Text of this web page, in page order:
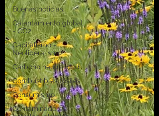
Buenas noticias
Calentamiento global
- CO2
Capitalismo -
Neoliberalismo
Carbono neutralidad
Combustibles fósiles
Consumismo
Contaminadores: